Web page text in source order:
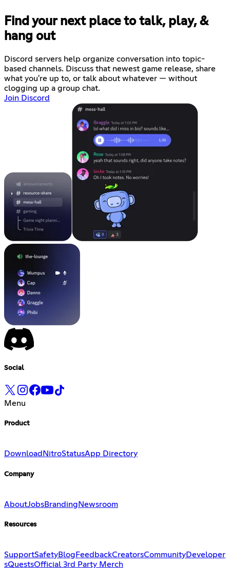
Find your next place to talk, play, &
hang out
Discord servers help organize conversation into topic-
based channels. Discuss that newest game release, share
what you're up to, or talk about whatever — without
clogging up a group chat.
Join Discord
Social
Menu
Product
Download NitroStatusApp Directory
Company
AboutJobsBranding Newsroom
Resources
SupportSafetyBlog FeedbackCreatorsCommunityDeveloper
sQuestsOfficial 3rd Party Merch